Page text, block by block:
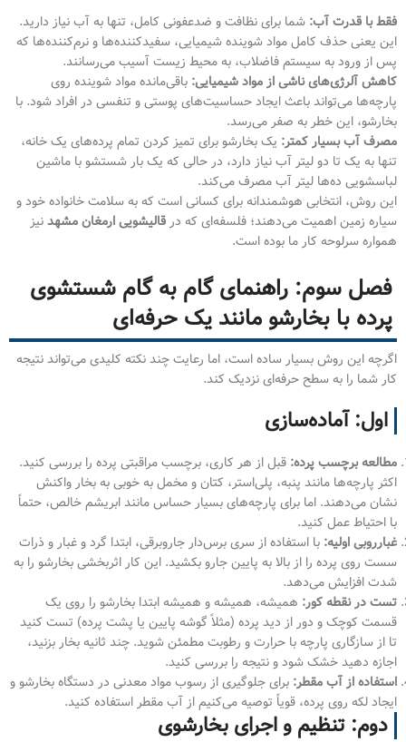
فقط با قدرت آب: شما برای نظافت و ضدعفونی کامل، تنها به آب نیاز دارید.
این یعنی حذف کامل مواد شوینده شیمیایی، سفیدکننده‌ها و نرم‌کننده‌ها که
پس از ورود به سیستم فاضلاب، به محیط زیست آسیب می‌رسانند.
کاهش آلرژی‌های ناشی از مواد شیمیایی: باقی‌مانده مواد شوینده روی
پارچه‌ها می‌تواند باعث ایجاد حساسیت‌های پوستی و تنفسی در افراد شود. با
بخارشو، این خطر به صفر می‌رسد.
مصرف آب بسیار کمتر: یک بخارشو برای تمیز کردن تمام پرده‌های یک خانه،
تنها به یک تا دو لیتر آب نیاز دارد، در حالی که یک بار شستشو با ماشین
لباسشویی ده‌ها لیتر آب مصرف می‌کند.
این روش، انتخابی هوشمندانه برای کسانی است که به سلامت خانواده خود و
سیاره زمین اهمیت می‌دهند؛ فلسفه‌ای که در قالیشویی ارمغان مشهدنیز
همواره سرلوحه کار ما بوده است.
فصل سوم: راهنمای گام به گام شستشوی
پرده با بخارشو مانند یک حرفه‌ای
اگرچه این روش بسیار ساده است، اما رعایت چند نکته کلیدی می‌تواند نتیجه
کار شما را به سطح حرفه‌ای نزدیک کند.
اول: آماده‌سازی
مطالعه برچسب پرده: قبل از هر کاری، برچسب مراقبتی پرده را بررسی کنید.
اکثر پارچه‌ها مانند پنبه، پلی‌استر، کتان و مخمل به خوبی به بخار واکنش
نشان می‌دهند. اما برای پارچه‌های بسیار حساس مانند ابریشم خالص، حتماً
با احتیاط عمل کنید.
غبارروبی اولیه: با استفاده از سری برس‌دار جاروبرقی، ابتدا گرد و غبار و ذرات
سست روی پرده را از بالا به پایین جارو بکشید. این کار اثربخشی بخارشو را به
شدت افزایش می‌دهد.
تست در نقطه کور: همیشه، همیشه و همیشه ابتدا بخارشو را روی یک
قسمت کوچک و دور از دید پرده (مثلاً گوشه پایین یا پشت پرده) تست کنید
تا از سازگاری پارچه با حرارت و رطوبت مطمئن شوید. چند ثانیه بخار بزنید،
اجازه دهید خشک شود و نتیجه را بررسی کنید.
استفاده از آب مقطر: برای جلوگیری از رسوب مواد معدنی در دستگاه بخارشو و
ایجاد لکه روی پرده، قویاً توصیه می‌کنیم از آب مقطر استفاده کنید.
دوم: تنظیم و اجرای بخارشوی